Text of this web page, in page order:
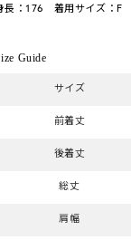
長：176 着用サイズ：F
Guide
サイズ
前着丈
後着丈
総丈
肩幅